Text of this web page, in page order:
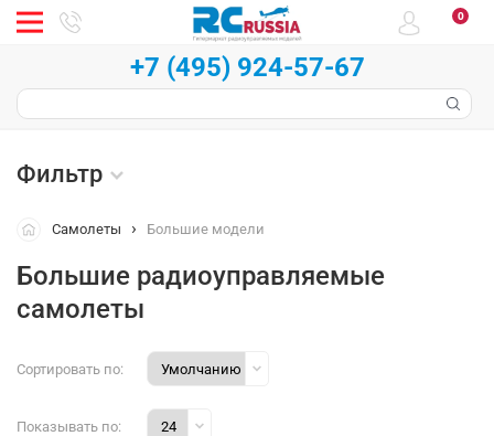
0
+7 (495) 924-57-67
Фильтр
Самолеты Большие модели
Большие радиоуправляемые
самолеты
Сортировать по:
Показывать по: